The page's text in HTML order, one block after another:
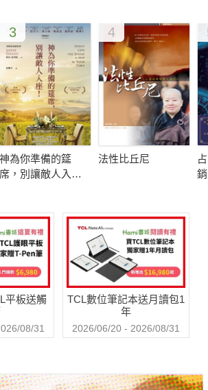
总监
创办人
家
却未必掌握其本质。
才能生出「智慧」。
于声音的书，
书，
运作原理与奥祕。
作家
世界的连结，
」创办人
声音疗愈等为什么有效？因为我们的身
3
神為你準備的筵
席，別讓敵人入
4
法性比丘尼
平板送觸
08/31
TCL數位筆記本送月讀包1
年
2026/06/20 - 2026/08/31